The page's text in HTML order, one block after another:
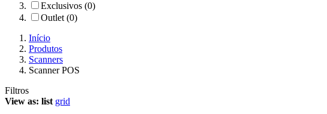
Exclusivos (0)
Outlet (0)
Início
Produtos
Scanners
Scanner POS
Filtros
View as: list grid